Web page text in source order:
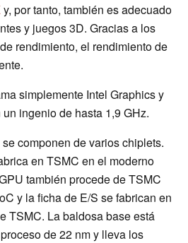
y, por tanto, también es adecuado
y juegos 3D. Gracias a los
rendimiento, el rendimiento de
simplemente Intel Graphics y
ingenio de hasta 1,9 GHz.
componen de varios chiplets.
en TSMC en el moderno
también procede de TSMC
y la ficha de E/S se fabrican en
TSMC. La baldosa base está
de 22 nm y lleva los